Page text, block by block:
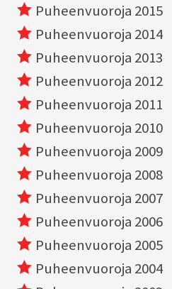
Puheenvuoroja 2015
Puheenvuoroja 2014
Puheenvuoroja 2013
Puheenvuoroja 2012
Puheenvuoroja 2011
Puheenvuoroja 2010
Puheenvuoroja 2009
Puheenvuoroja 2008
Puheenvuoroja 2007
Puheenvuoroja 2006
Puheenvuoroja 2005
Puheenvuoroja 2004